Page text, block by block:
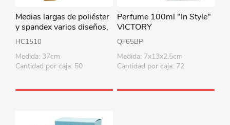
Medias largas de poliéster
y spandex varios diseños,
PACK x12
HC1510
Medida: 37cm
Cantidad por caja: 50
Perfume 100ml "In Style"
VICTORY
QF65BP
Medida: 7x13x2.5cm
Cantidad por caja: 72